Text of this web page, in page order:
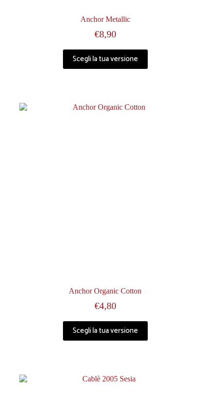
Anchor Metallic
€8,90
Scegli la tua versione
Anchor Organic Cotton
€4,80
Scegli la tua versione